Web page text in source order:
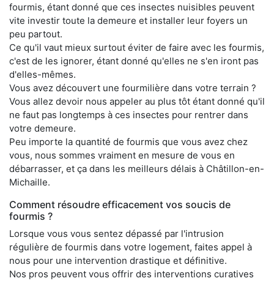
fourmis, étant donné que ces insectes nuisibles peuvent
vite investir toute la demeure et installer leur foyers un
peu partout.
Ce qu'il vaut mieux surtout éviter de faire avec les fourmis,
c'est de les ignorer, étant donné qu'elles ne s'en iront pas
d'elles-mêmes.
Vous avez découvert une fourmilière dans votre terrain ?
Vous allez devoir nous appeler au plus tôt étant donné qu'il
ne faut pas longtemps à ces insectes pour rentrer dans
votre demeure.
Peu importe la quantité de fourmis que vous avez chez
vous, nous sommes vraiment en mesure de vous en
débarrasser, et ça dans les meilleurs délais à Châtillon-en-
Michaille.
Comment résoudre efficacement vos soucis de
fourmis ?
Lorsque vous vous sentez dépassé par l'intrusion
régulière de fourmis dans votre logement, faites appel à
nous pour une intervention drastique et définitive.
Nos pros peuvent vous offrir des interventions curatives